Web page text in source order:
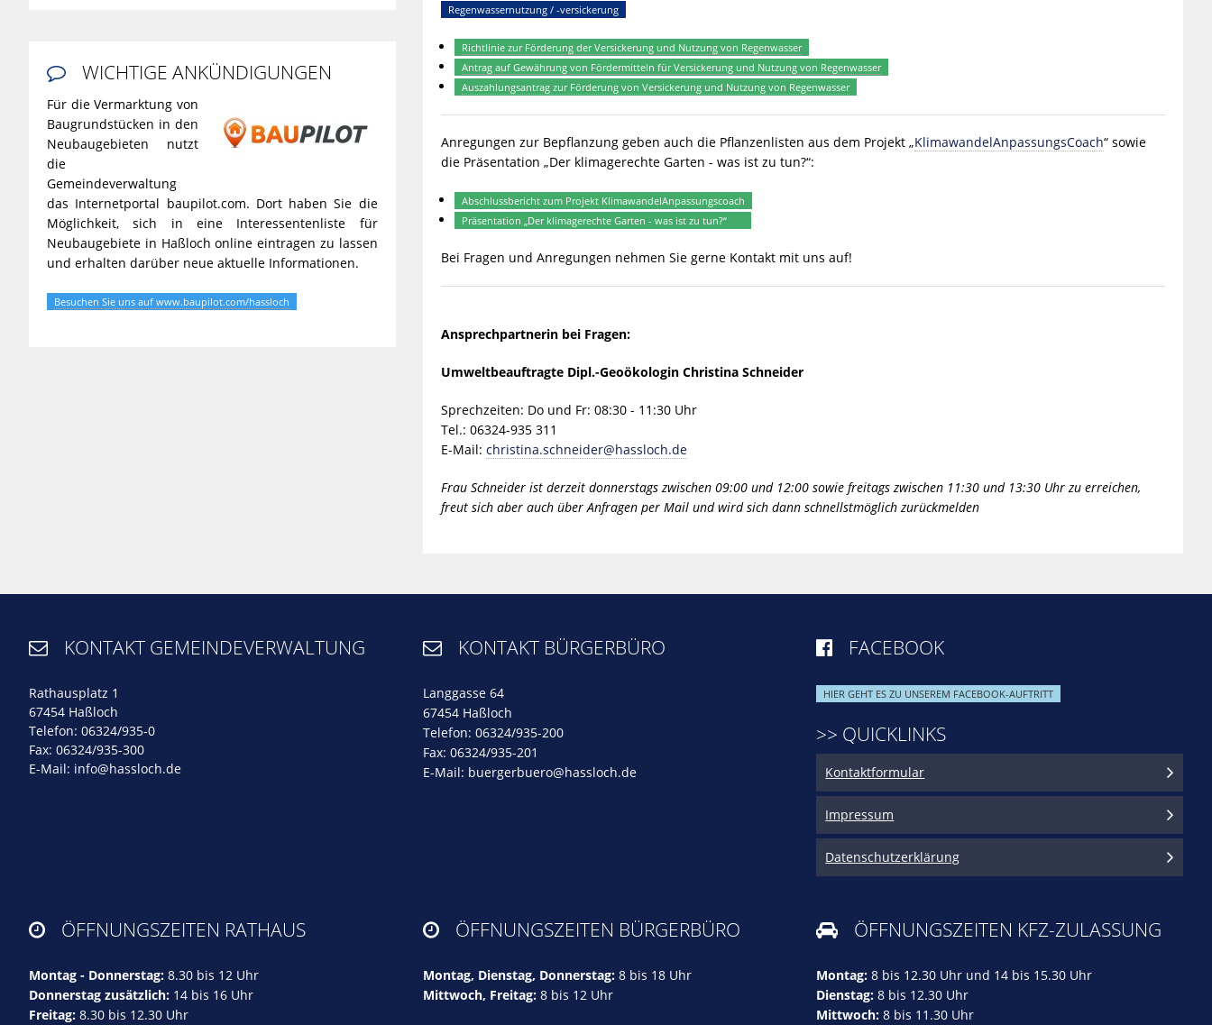
Regenwassernutzung / -versickerung
Richtlinie zur Förderung der Versickerung und Nutzung von Regenwasser
Antrag auf Gewährung von Fördermitteln für Versickerung und Nutzung von Regenwasser
Auszahlungsantrag zur Förderung von Versickerung und Nutzung von Regenwasser
Anregungen zur Bepflanzung geben auch die Pflanzenlisten aus dem Projekt „KlimawandelAnpassungsCoach“ sowie
die Präsentation „Der klimagerechte Garten - was ist zu tun?“:
Abschlussbericht zum Projekt KlimawandelAnpassungscoach
Präsentation „Der klimagerechte Garten - was ist zu tun?“
Bei Fragen und Anregungen nehmen Sie gerne Kontakt mit uns auf!
Ansprechpartnerin bei Fragen:
Umweltbeauftragte Dipl.-Geoökologin Christina Schneider
Sprechzeiten: Do und Fr: 08:30 - 11:30 Uhr
Tel.: 06324-935 311
E-Mail: christina.schneider@hassloch.de
Frau Schneider ist derzeit donnerstags zwischen 09:00 und 12:00 sowie freitags zwischen 11:30 und 13:30 Uhr zu erreichen,
freut sich aber auch über Anfragen per Mail und wird sich dann schnellstmöglich zurückmelden
 WICHTIGE ANKÜNDIGUNGEN
Für die Vermarktung von
Baugrundstücken in den
Neubaugebieten nutzt
die
Gemeindeverwaltung
das Internetportal baupilot.com. Dort haben Sie die
Möglichkeit, sich in eine Interessentenliste für
Neubaugebiete in Haßloch online eintragen zu lassen
und erhalten darüber neue aktuelle Informationen.
Besuchen Sie uns auf www.baupilot.com/hassloch
 KONTAKT GEMEINDEVERWALTUNG
Rathausplatz 1
67454 Haßloch
Telefon: 06324/935-0
Fax: 06324/935-300
E-Mail: info@hassloch.de
 KONTAKT BÜRGERBÜRO
Langgasse 64
67454 Haßloch
Telefon: 06324/935-200
Fax: 06324/935-201
E-Mail: buergerbuero@hassloch.de
 FACEBOOK
HIER GEHT ES ZU UNSEREM FACEBOOK-AUFTRITT
>> QUICKLINKS
Kontaktformular
Impressum
Datenschutzerklärung
 ÖFFNUNGSZEITEN RATHAUS
Montag - Donnerstag: 8.30 bis 12 Uhr
Donnerstag zusätzlich: 14 bis 16 Uhr
Freitag: 8.30 bis 12.30 Uhr
 ÖFFNUNGSZEITEN BÜRGERBÜRO
Montag, Dienstag, Donnerstag:8 bis 18 Uhr
Mittwoch, Freitag:8 bis 12 Uhr
 ÖFFNUNGSZEITEN KFZ-ZULASSUNG
Montag: 8 bis 12.30 Uhr und 14 bis 15.30 Uhr
Dienstag:8 bis 12.30 Uhr
Mittwoch: 8 bis 11.30 Uhr